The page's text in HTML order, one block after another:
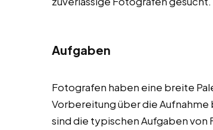
Aufgaben
Fotografen haben eine breite
Vorbereitung über die Aufnahme
sind die typischen Aufgaben von